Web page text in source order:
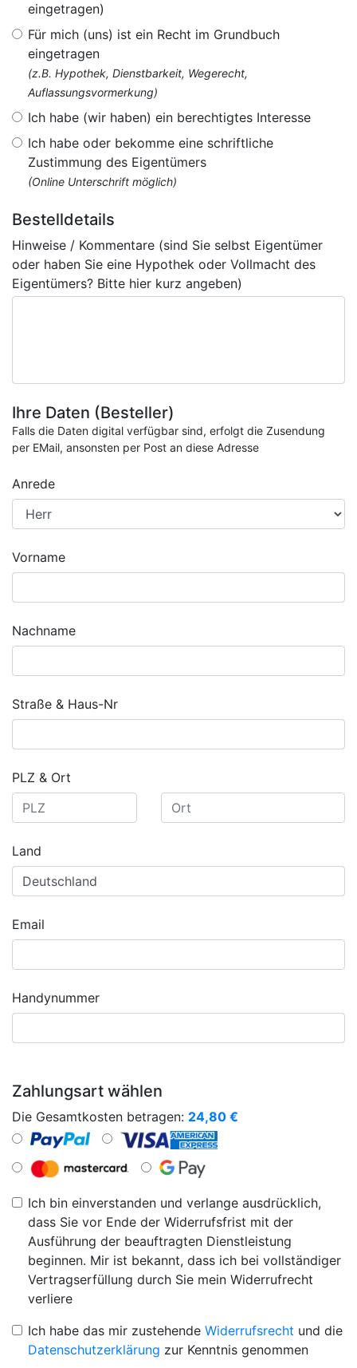
eingetragen)
Für mich (uns) ist ein Recht im Grundbuch
eingetragen
(z.B. Hypothek, Dienstbarkeit, Wegerecht,
Auflassungsvormerkung)
Ich habe (wir haben) ein berechtigtes Interesse
Ich habe oder bekomme eine schriftliche
Zustimmung des Eigentümers
(Online Unterschrift möglich)
Bestelldetails
Hinweise / Kommentare (sind Sie selbst Eigentümer
oder haben Sie eine Hypothek oder Vollmacht des
Eigentümers? Bitte hier kurz angeben)
Ihre Daten (Besteller)
Falls die Daten digital verfügbar sind, erfolgt die Zusendung
per EMail, ansonsten per Post an diese Adresse
Anrede
Vorname
Nachname
Straße & Haus-Nr
PLZ & Ort
Land
Email
Handynummer
Zahlungsart wählen
Die Gesamtkosten betragen: 24,80 €
Ich bin einverstanden und verlange ausdrücklich,
dass Sie vor Ende der Widerrufsfrist mit der
Ausführung der beauftragten Dienstleistung
beginnen. Mir ist bekannt, dass ich bei vollständiger
Vertragserfüllung durch Sie mein Widerrufrecht
verliere
Ich habe das mir zustehende Widerrufsrecht und die
Datenschutzerklärung zur Kenntnis genommen